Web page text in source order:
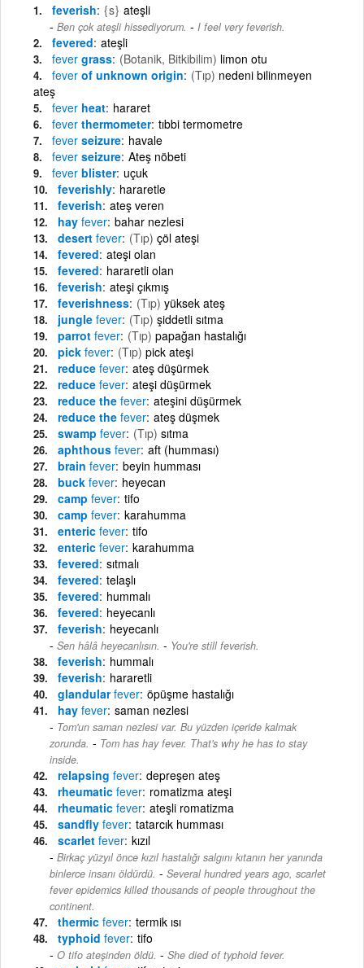
feverish {s} ateşli
Ben çok ateşli hissediyorum. - I feel very feverish.
fevered ateşli
fever grass (Botanik, Bitkibilim) limon otu
fever of unknown origin (Tıp) nedeni bilinmeyen
ateş
fever heat hararet
fever thermometer tıbbi termometre
fever seizure havale
fever seizure Ateş nöbeti
fever blister uçuk
feverishly hararetle
feverish ateş veren
hay fever bahar nezlesi
desert fever (Tıp) çöl ateşi
fevered ateşi olan
fevered hararetli olan
feverish ateşi çıkmış
feverishness (Tıp) yüksek ateş
jungle fever (Tıp) şiddetli sıtma
parrot fever (Tıp) papağan hastalığı
pick fever (Tıp) pick ateşi
reduce fever ateş düşürmek
reduce fever ateşi düşürmek
reduce the fever ateşini düşürmek
reduce the fever ateş düşmek
swamp fever (Tıp) sıtma
aphthous fever aft (humması)
brain fever beyin humması
buck fever heyecan
camp fever tifo
camp fever karahumma
enteric fever tifo
enteric fever karahumma
fevered sıtmalı
fevered telaşlı
fevered hummalı
fevered heyecanlı
feverish heyecanlı
Sen hâlâ heyecanlısın. - You're still feverish.
feverish hummalı
feverish hararetli
glandularfever öpüşme hastalığı
hay fever saman nezlesi
Tom'un saman nezlesi var. Bu yüzden içeride kalmak
zorunda. - Tom has hay fever. That's why he has to stay
inside.
relapsing fever depreşen ateş
rheumatic fever romatizma ateşi
rheumatic fever ateşli romatizma
sandfly fever tatarcık humması
scarlet fever kızıl
Birkaç yüzyıl önce kızıl hastalığı salgını kıtanın her yanında
binlerce insanı öldürdü. - Several hundred years ago, scarlet
fever epidemics killed thousands of people throughout the
continent.
thermic fever termik ısı
typhoid fever tifo
O tifo ateşinden öldü. - She died of typhoid fever.